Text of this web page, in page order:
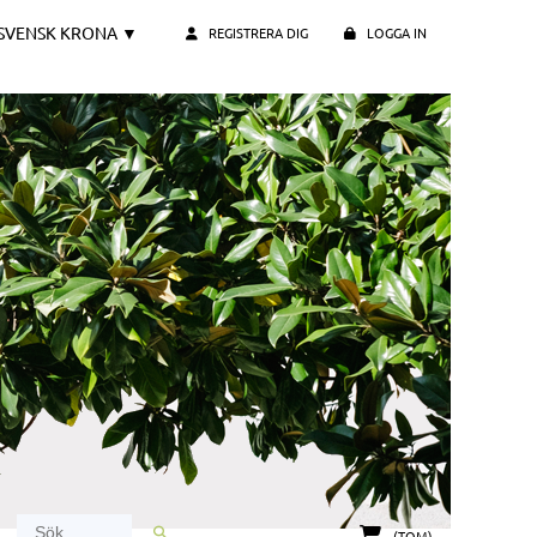
REGISTRERA DIG LOGGA IN
KRONA ▼